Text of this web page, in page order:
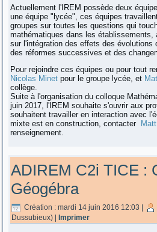
Actuellement l'IREM possède deux
une équipe "lycée", ces équipes
groupes sur toutes les questions qui
mathématiques dans les
sur l'intégration des effets des évolutions
des réformes successives et des
Pour rejoindre ces équipes ou pour tout
Nicolas Minetpour le groupe lycée, et
collège.
Suite à l'organisation du colloque
juin 2017, l'IREM souhaite s'ouvrir aux
souhaitent travailler en interaction avec
mixte est en construction, contacter
renseignement.
ADIREM C2i TICE :
Géogébra
Création : mardi 14 juin 2016 12:03
Dussubieux)
Imprimer